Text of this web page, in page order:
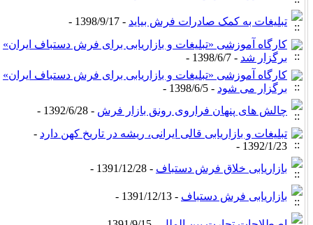
تبلیغات به کمک صادرات فرش بیاید- 1398/9/17 -
کارگاه آموزشی «تبلیغات و بازاریابی برای فرش دستباف ایران»
برگزار شد- 1398/6/7 -
کارگاه آموزشی «تبلیغات و بازاریابی برای فرش دستباف ایران»
برگزار می شود- 1398/6/5 -
چالش های پنهان فراروی رونق بازار فرش- 1392/6/28 -
تبلیغات و بازاریابی قالی ایرانی، ریشه در تاریخ کهن دارد -
1392/1/23 -
بازاریابی خلاق فرش دستباف- 1391/12/28 -
بازاریابی فرش دستباف- 1391/12/13 -